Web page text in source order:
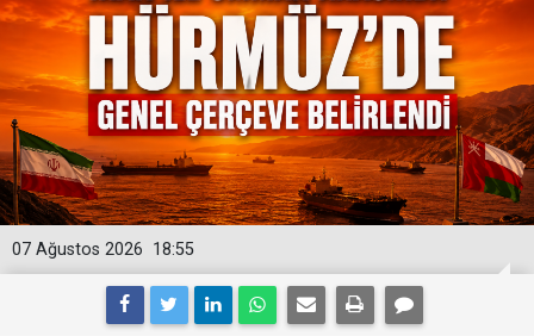
18:55
07 Ağustos 2026